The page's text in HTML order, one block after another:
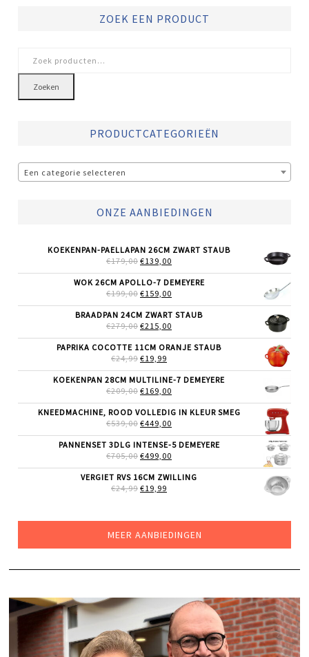
ZOEK EEN PRODUCT
naar:
Zoeken
PRODUCTCATEGORIEËN
Een categorie selecteren
ONZE AANBIEDINGEN
KOEKENPAN-PAELLAPAN 26CM ZWART STAUB
€179,00 OORSPRONKELIJKE
WAS:
€179,00.
€139,00
IS:
WOK 26CM APOLLO-7 DEMEYERE
€199,00 OORSPRONKELIJKE
WAS:
€199,00.
€159,00
IS:
BRAADPAN 24CM ZWART STAUB
€279,00 OORSPRONKELIJKE
WAS:
€279,00.
€215,00
IS:
PAPRIKA COCOTTE 11CM ORANJE STAUB
€24,99 OORSPRONKELIJKE
WAS:
€24,99.
€19,99
IS:
€19,99.
KOEKENPAN 28CM MULTILINE-7 DEMEYERE
€209,00 OORSPRONKELIJKE
WAS:
€209,00.
€169,00
IS:
KNEEDMACHINE, ROOD VOLLEDIG IN KLEUR SMEG
€539,00 OORSPRONKELIJKE
WAS:
€539,00.
€449,00
IS:
PANNENSET 3DLG INTENSE-5 DEMEYERE
€705,00 OORSPRONKELIJKE
WAS:
€705,00.
€499,00
IS:
VERGIET RVS 16CM ZWILLING
€24,99 OORSPRONKELIJKE
€19,99
MEER AANBIEDINGEN